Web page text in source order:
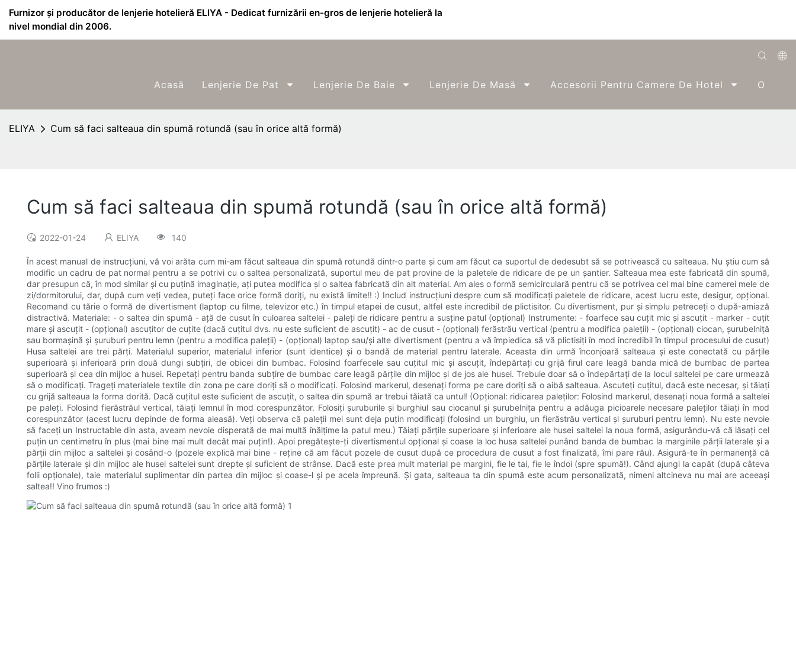
Furnizor și producător de lenjerie hotelieră ELIYA - Dedicat furnizării en-gros de lenjerie hotelieră la
nivel mondial din 2006.
العربية
Acasă Lenjerie De Pat Lenjerie De Baie Lenjerie De Masă Accesorii Pentru Camere De Hotel O
ELIYA Cum să faci salteaua din spumă rotundă (sau în orice altă formă)
Cum să faci salteaua din spumă rotundă (sau în orice altă formă)
2022-01-24 ELIYA 140
În acest manual de instrucțiuni, vă voi arăta cum mi-am făcut salteaua din spumă rotundă dintr-o parte și cum am făcut ca suportul de dedesubt să se potrivească cu salteaua. Nu știu cum să
modific un cadru de pat normal pentru a se potrivi cu o saltea personalizată, suportul meu de pat provine de la paletele de ridicare de pe un șantier. Salteaua mea este fabricată din spumă,
dar presupun că, în mod similar și cu puțină imaginație, ați putea modifica și o saltea fabricată din alt material. Am ales o formă semicirculară pentru că se potrivea cel mai bine camerei mele de
zi/dormitorului, dar, după cum veți vedea, puteți face orice formă doriți, nu există limite!! :) Includ instrucțiuni despre cum să modificați paletele de ridicare, acest lucru este, desigur, opțional.
Recomand cu tărie o formă de divertisment (laptop cu filme, televizor etc.) în timpul etapei de cusut, altfel este incredibil de plictisitor. Cu divertisment, pur și simplu petreceți o după-amiază
distractivă. Materiale: - o saltea din spumă - ață de cusut în culoarea saltelei - paleți de ridicare pentru a susține patul (opțional) Instrumente: - foarfece sau cuțit mic și ascuțit - marker - cuțit
mare și ascuțit - (opțional) ascuțitor de cuțite (dacă cuțitul dvs. nu este suficient de ascuțit) - ac de cusut - (opțional) ferăstrău vertical (pentru a modifica paleții) - (opțional) ciocan, șurubelniță
sau bormașină și șuruburi pentru lemn (pentru a modifica paleții) - (opțional) laptop sau/și alte divertisment (pentru a vă împiedica să vă plictisiți în mod incredibil în timpul procesului de cusut)
Husa saltelei are trei părți. Materialul superior, materialul inferior (sunt identice) și o bandă de material pentru laterale. Aceasta din urmă înconjoară salteaua și este conectată cu părțile
superioară și inferioară prin două dungi subțiri, de obicei din bumbac. Folosind foarfecele sau cuțitul mic și ascuțit, îndepărtați cu grijă firul care leagă banda mică de bumbac de partea
superioară și cea din mijloc a husei. Repetați pentru banda subțire de bumbac care leagă părțile din mijloc și de jos ale husei. Trebuie doar să o îndepărtați de la locul saltelei pe care urmează
să o modificați. Trageți materialele textile din zona pe care doriți să o modificați. Folosind markerul, desenați forma pe care doriți să o aibă salteaua. Ascuteți cuțitul, dacă este necesar, și tăiați
cu grijă salteaua la forma dorită. Dacă cuțitul este suficient de ascuțit, o saltea din spumă ar trebui tăiată ca untul! (Opțional: ridicarea paleților: Folosind markerul, desenați noua formă a saltelei
pe paleți. Folosind fierăstrăul vertical, tăiați lemnul în mod corespunzător. Folosiți șuruburile și burghiul sau ciocanul și șurubelnița pentru a adăuga picioarele necesare paleților tăiați în mod
corespunzător (acest lucru depinde de forma aleasă). Veți observa că paleții mei sunt deja puțin modificați (folosind un burghiu, un fierăstrău vertical și șuruburi pentru lemn). Nu este nevoie
să faceți un Instructable din asta, aveam nevoie disperată de mai multă înălțime la patul meu.) Tăiați părțile superioare și inferioare ale husei saltelei la noua formă, asigurându-vă că lăsați cel
puțin un centimetru în plus (mai bine mai mult decât mai puțin!). Apoi pregătește-ți divertismentul opțional și coase la loc husa saltelei punând banda de bumbac la marginile părții laterale și a
părții din mijloc a saltelei și cosând-o (pozele explică mai bine - reține că am făcut pozele de cusut după ce procedura de cusut a fost finalizată, îmi pare rău). Asigură-te în permanență că
părțile laterale și din mijloc ale husei saltelei sunt drepte și suficient de strânse. Dacă este prea mult material pe margini, fie le tai, fie le îndoi (spre spumă!). Când ajungi la capăt (după câteva
folii opționale), taie materialul suplimentar din partea din mijloc și coase-l și pe acela împreună. Și gata, salteaua ta din spumă este acum personalizată, nimeni altcineva nu mai are aceeași
saltea!! Vino frumos :)